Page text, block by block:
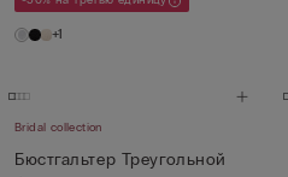
+1
Bridal collection
Бюстгальтер Треугольной